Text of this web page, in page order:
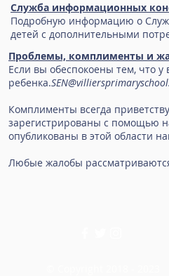
Служба информационных
Подробную информацию о
детей с дополнительными
Проблемы, комплименты и
Если вы обеспокоены тем, что у
ребенка.
Комплименты всегда
зарегистрированы с помощью
опубликованы в этой области
Любые жалобы